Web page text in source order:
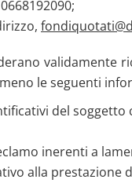
validamente
le seguenti
del soggetto
inerenti a
alla prestazione